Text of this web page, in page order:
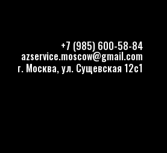
+7 (985) 600-58-84
azservice.moscow@gmail.com
г. Москва, ул. Сущевская 12с1